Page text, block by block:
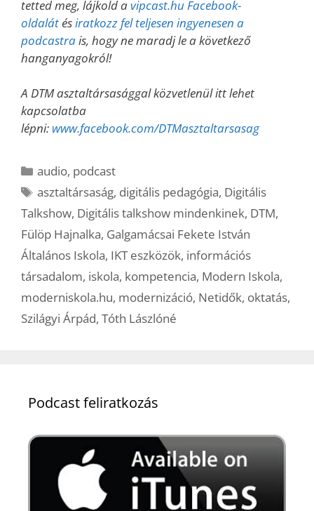
tetted meg, lájkold avipcast.hu Facebook-
oldalátésiratkozz fel teljesen ingyenesen a
podcastrais, hogy ne maradj le a következő
hanganyagokról!
A DTM asztaltársasággal közvetlenül itt lehet
kapcsolatba
lépni: www.facebook.com/DTMasztaltarsasag
Kategória
audio, podcast
Címkék
asztaltársaság, digitális pedagógia, Digitális
Talkshow, Digitális talkshow mindenkinek, DTM,
Fülöp Hajnalka, Galgamácsai Fekete István
Általános Iskola, IKT eszközök, információs
társadalom, iskola, kompetencia, Modern Iskola,
moderniskola.hu, modernizáció, Netidők, oktatás,
Szilágyi Árpád, Tóth Lászlóné
Podcast feliratkozás